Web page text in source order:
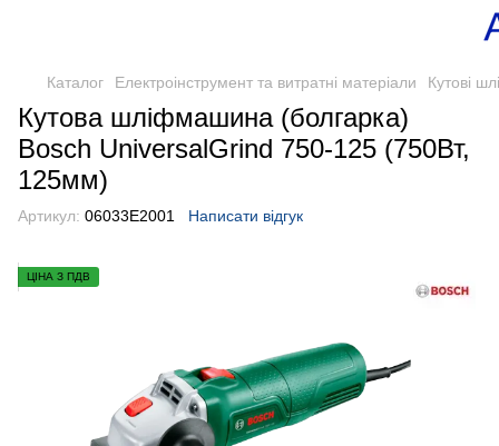
Каталог Електроінструмент та витратні матеріали Кутові
Кутова шліфмашина (болгарка)
Bosch UniversalGrind 750-125 (750Вт,
125мм)
Артикул: 06033E2001 Написати відгук
ЦІНА З ПДВ